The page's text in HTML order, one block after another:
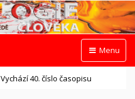
Menu
Vychází 40. číslo časopisu